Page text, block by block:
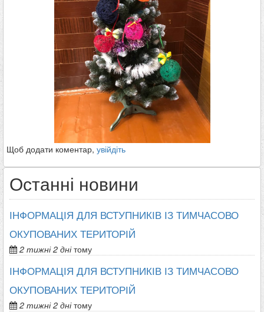
Щоб додати коментар, увійдіть
Останні новини
ІНФОРМАЦІЯ ДЛЯ ВСТУПНИКІВ ІЗ ТИМЧАСОВО
ОКУПОВАНИХ ТЕРИТОРІЙ
2 тижні 2 днітому
ІНФОРМАЦІЯ ДЛЯ ВСТУПНИКІВ ІЗ ТИМЧАСОВО
ОКУПОВАНИХ ТЕРИТОРІЙ
2 тижні 2 днітому